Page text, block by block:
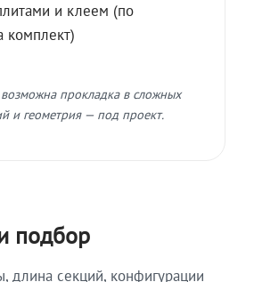
и клеем (по
комплект)
прокладка в сложных
и геометрия — под проект.
подбор
длина секций, конфигурации